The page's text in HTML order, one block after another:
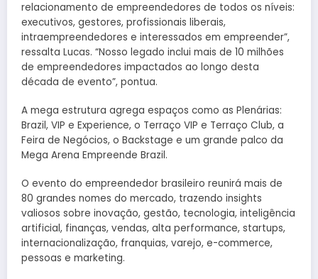
relacionamento de empreendedores de todos os níveis:
executivos, gestores, profissionais liberais,
intraempreendedores e interessados em empreender”,
ressalta Lucas. “Nosso legado inclui mais de 10 milhões
de empreendedores impactados ao longo desta
década de evento”, pontua.
A mega estrutura agrega espaços como as Plenárias:
Brazil, VIP e Experience, o Terraço VIP e Terraço Club, a
Feira de Negócios, o Backstage e um grande palco da
Mega Arena Empreende Brazil.
O evento do empreendedor brasileiro reunirá mais de
80 grandes nomes do mercado, trazendo insights
valiosos sobre inovação, gestão, tecnologia, inteligência
artificial, finanças, vendas, alta performance, startups,
internacionalização, franquias, varejo, e-commerce,
pessoas e marketing.